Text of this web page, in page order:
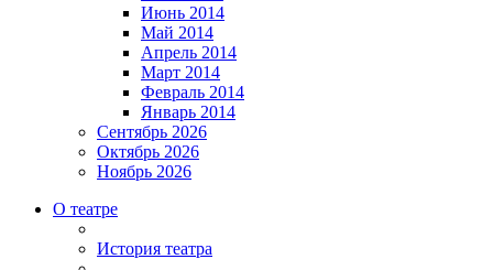
Июнь 2014
Май 2014
Апрель 2014
Март 2014
Февраль 2014
Январь 2014
Сентябрь 2026
Октябрь 2026
Ноябрь 2026
О театре
История театра